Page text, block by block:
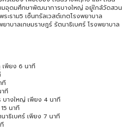
มอุดมศึกษาพัฒนาการบางใหญ่ อยู่ใกล้วัดสวน
ะราม5 เซ็นทรัลเวสต์เกตโรงพยาบาล
าบาลเกษมราษฎร์ รัตนาธิเบศร์ โรงพยาบาล
เพียง 6 นาที
ที
ที
างใหญ่ เพียง 4 นาที
นาที
าธิเบศร์ เพียง 7 นาที